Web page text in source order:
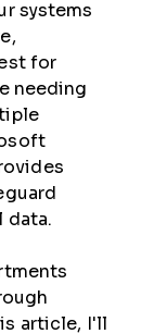
systems
for
needing
data.
article, I'll